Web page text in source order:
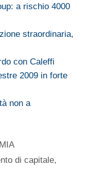
a rischio 4000
straordinaria,
con Caleffi
2009 in forte
non a
di capitale,